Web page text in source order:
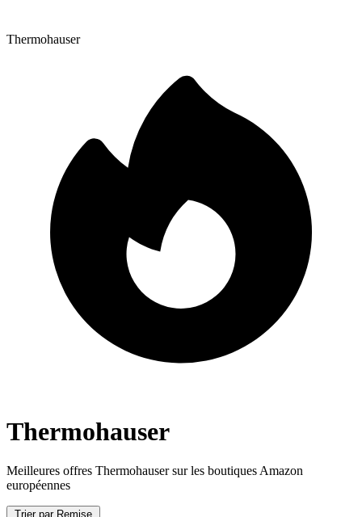
Thermohauser
Thermohauser
Meilleures offres Thermohauser sur les boutiques Amazon
européennes
Trier par Remise